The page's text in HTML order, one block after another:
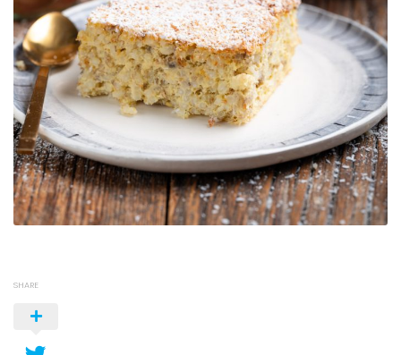
SHARE